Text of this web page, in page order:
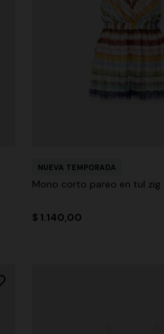
NUEVA TEMPORADA
Mono corto pareo en tul zig
$ 1.140,00